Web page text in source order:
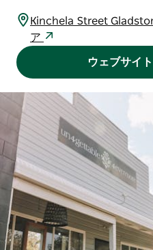
Kinchela Street
ア
ウェブサイ